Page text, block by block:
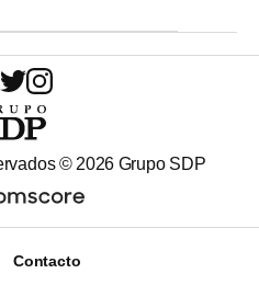
© 2026 Grupo SDP
Contacto